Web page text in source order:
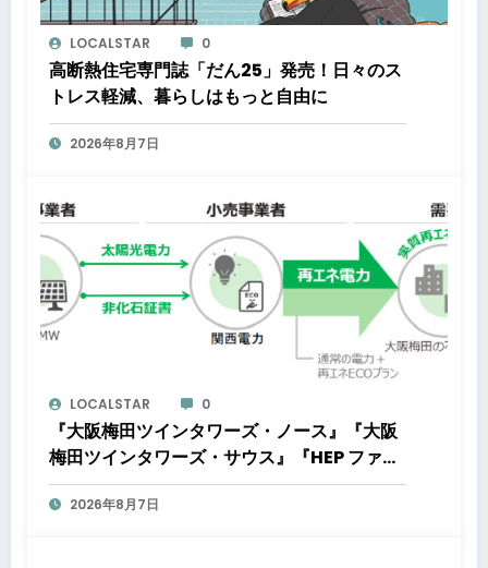
LOCALSTAR 0
高断熱住宅専門誌「だん25」発売！日々のス
トレス軽減、暮らしはもっと自由に
2026年8月7日
LOCALSTAR 0
『大阪梅田ツインタワーズ・ノース』『大阪
梅田ツインタワーズ・サウス』『HEP ファイ
ブ』において8月下旬から「オフサイト型コ
ーポレートPPA」による再生可能エネルギー
2026年8月7日